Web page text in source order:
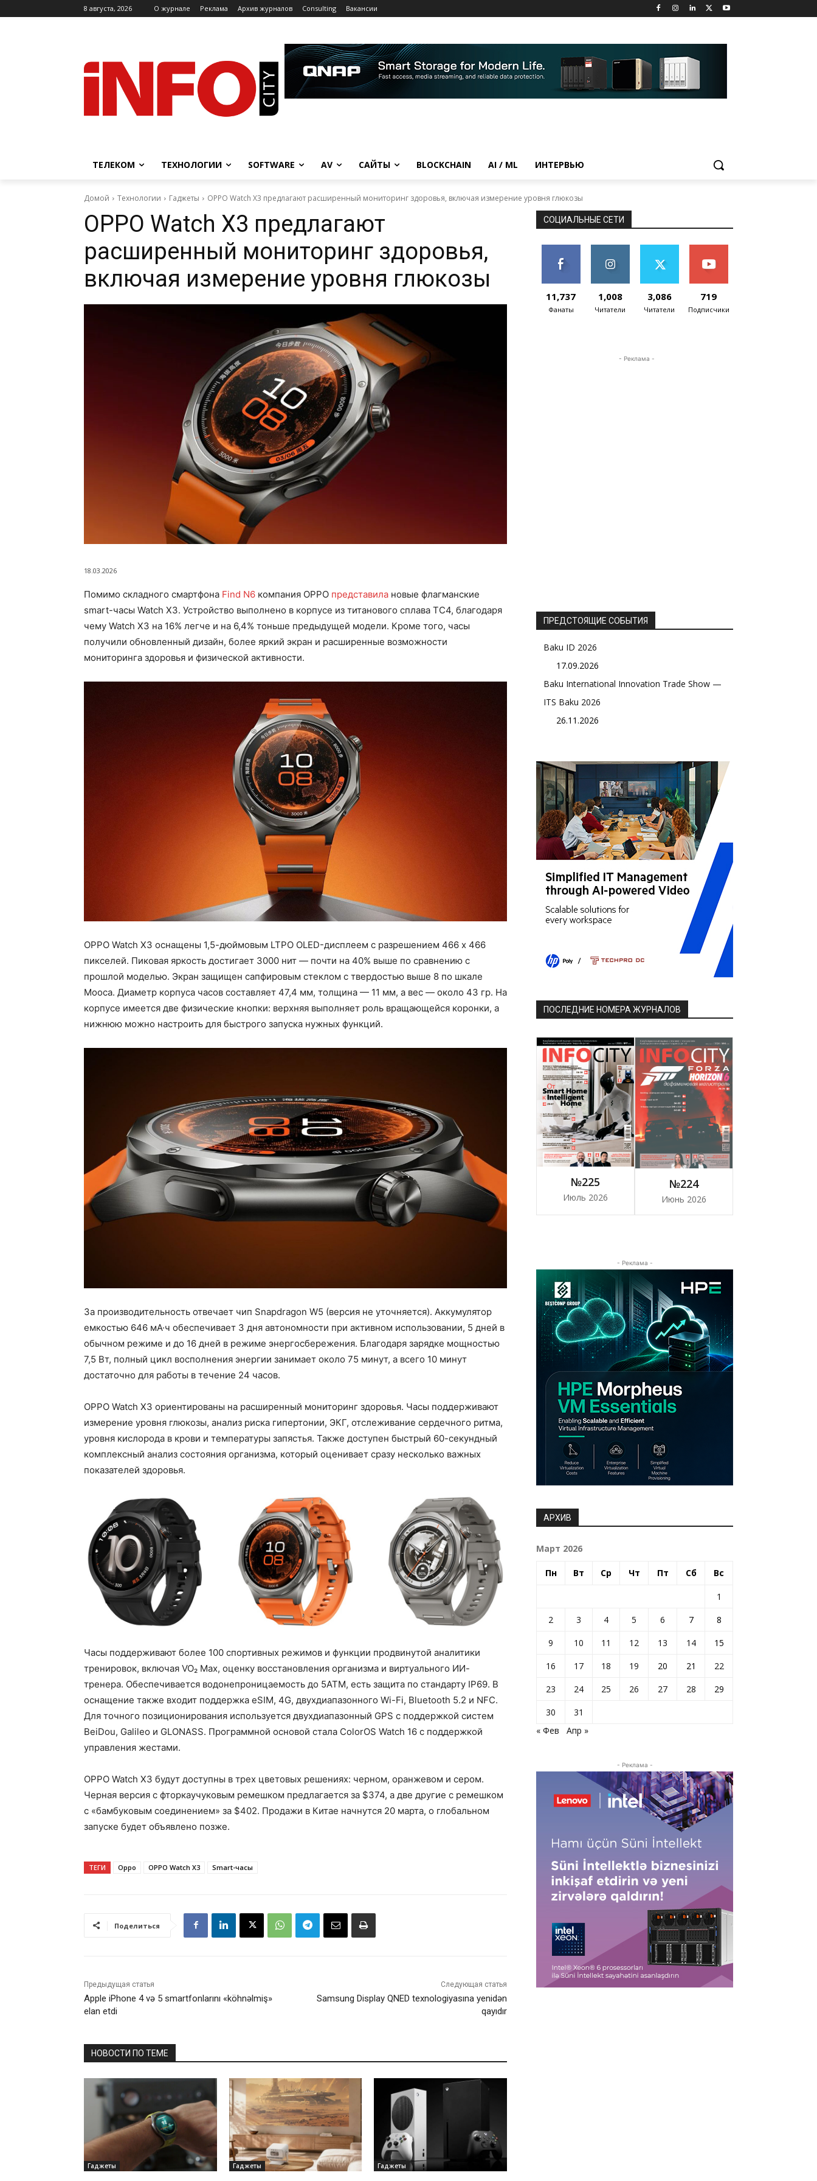
8 августа, 2026 O журнале Реклама Архив журналов Consulting Вакансии
ТЕЛЕКОМ ТЕХНОЛОГИИ SOFTWARE AV САЙТЫ BLOCKCHAIN AI / ML ИНТЕРВЬЮ
Домой Технологии Гаджеты OPPO Watch X3 предлагают расширенный мониторинг здоровья, включая измерение уровня глюкозы
OPPO Watch X3 предлагают
расширенный мониторинг здоровья,
включая измерение уровня глюкозы
18.03.2026
Помимо складного смартфона Find N6 компания OPPO представила новые флагманские
smart-часы Watch X3. Устройство выполнено в корпусе из титанового сплава TC4, благодаря
чему Watch X3 на 16% легче и на 6,4% тоньше предыдущей модели. Кроме того, часы
получили обновленный дизайн, более яркий экран и расширенные возможности
мониторинга здоровья и физической активности.
OPPO Watch X3 оснащены 1,5-дюймовым LTPO OLED-дисплеем с разрешением 466 x 466
пикселей. Пиковая яркость достигает 3000 нит — почти на 40% выше по сравнению с
прошлой моделью. Экран защищен сапфировым стеклом с твердостью выше 8 по шкале
Мооса. Диаметр корпуса часов составляет 47,4 мм, толщина — 11 мм, а вес — около 43 гр. На
корпусе имеется две физические кнопки: верхняя выполняет роль вращающейся коронки, а
нижнюю можно настроить для быстрого запуска нужных функций.
За производительность отвечает чип Snapdragon W5 (версия не уточняется). Аккумулятор
емкостью 646 мА·ч обеспечивает 3 дня автономности при активном использовании, 5 дней в
обычном режиме и до 16 дней в режиме энергосбережения. Благодаря зарядке мощностью
7,5 Вт, полный цикл восполнения энергии занимает около 75 минут, а всего 10 минут
достаточно для работы в течение 24 часов.
OPPO Watch X3 ориентированы на расширенный мониторинг здоровья. Часы поддерживают
измерение уровня глюкозы, анализ риска гипертонии, ЭКГ, отслеживание сердечного ритма,
уровня кислорода в крови и температуры запястья. Также доступен быстрый 60-секундный
комплексный анализ состояния организма, который оценивает сразу несколько важных
показателей здоровья.
Часы поддерживают более 100 спортивных режимов и функции продвинутой аналитики
тренировок, включая VO₂ Max, оценку восстановления организма и виртуального ИИ-
тренера. Обеспечивается водонепроницаемость до 5ATM, есть защита по стандарту IP69. В
оснащение также входит поддержка eSIM, 4G, двухдиапазонного Wi-Fi, Bluetooth 5.2 и NFC.
Для точного позиционирования используется двухдиапазонный GPS с поддержкой систем
BeiDou, Galileo и GLONASS. Программной основой стала ColorOS Watch 16 с поддержкой
управления жестами.
OPPO Watch X3 будут доступны в трех цветовых решениях: черном, оранжевом и сером.
Черная версия с фторкаучуковым ремешком предлагается за $374, а две другие с ремешком
с «бамбуковым соединением» за $402. Продажи в Китае начнутся 20 марта, о глобальном
запуске будет объявлено позже.
ТЕГИ Oppo OPPO Watch X3 Smart-часы
Поделиться
Предыдущая статья
Apple iPhone 4 və 5 smartfonlarını «köhnəlmiş»
elan etdi
Следующая статья
Samsung Display QNED texnologiyasına yenidən
qayıdır
НОВОСТИ ПО ТЕМЕ
Гаджеты Гаджеты Гаджеты
СОЦИАЛЬНЫЕ СЕТИ
11,737
Фанаты
1,008
Читатели
3,086
Читатели
719
Подписчики
- Реклама -
ПРЕДСТОЯЩИЕ СОБЫТИЯ
Baku ID 2026
17.09.2026
Baku International Innovation Trade Show —
ITS Baku 2026
26.11.2026
ПОСЛЕДНИЕ НОМЕРА ЖУРНАЛОВ
№225
Июль 2026
№224
Июнь 2026
- Реклама -
АРХИВ
Март 2026
Пн Вт Ср Чт Пт Сб Вс
1
2
3 4 5 6 7
8
9
10 11 12 13 14
15
16
17 18 19 20 21
22
23
24 25 26 27 28
29
30
31
« Фев
Апр »
- Реклама -